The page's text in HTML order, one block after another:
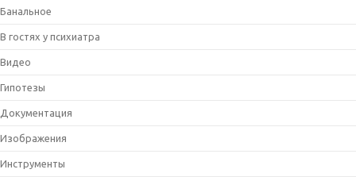
Банальное
В гостях у психиатра
Видео
Гипотезы
Документация
Изображения
Инструменты